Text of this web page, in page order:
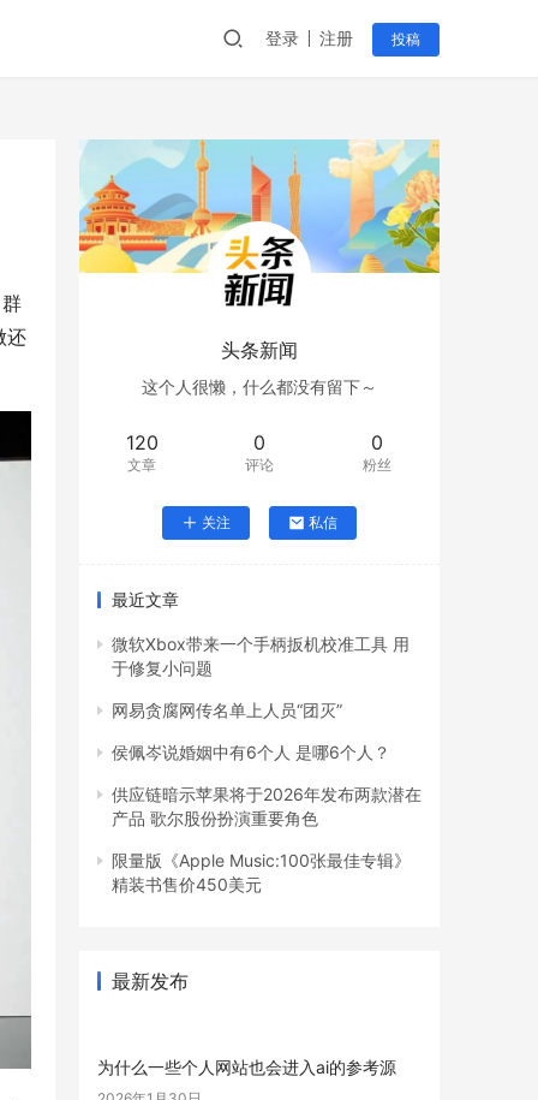
登录 注册 投稿
还
头条新闻
这个人很懒，什么都没有留下～
120
文章
0
评论
0
粉丝
关注 私信
最近文章
微软Xbox带来一个手柄扳机校准工具 用
于修复小问题
网易贪腐网传名单上人员“团灭”
侯佩岑说婚姻中有6个人 是哪6个人？
供应链暗示苹果将于2026年发布两款潜在
产品 歌尔股份扮演重要角色
限量版《Apple Music:100张最佳专辑》
精装书售价450美元
最新发布
为什么一些个人网站也会进入ai的参考源